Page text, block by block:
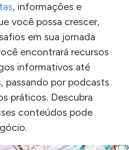
, informações e
você possa crescer,
em sua jornada
encontrará recursos
informativos até
passando por podcasts
práticos. Descubra
conteúdos pode